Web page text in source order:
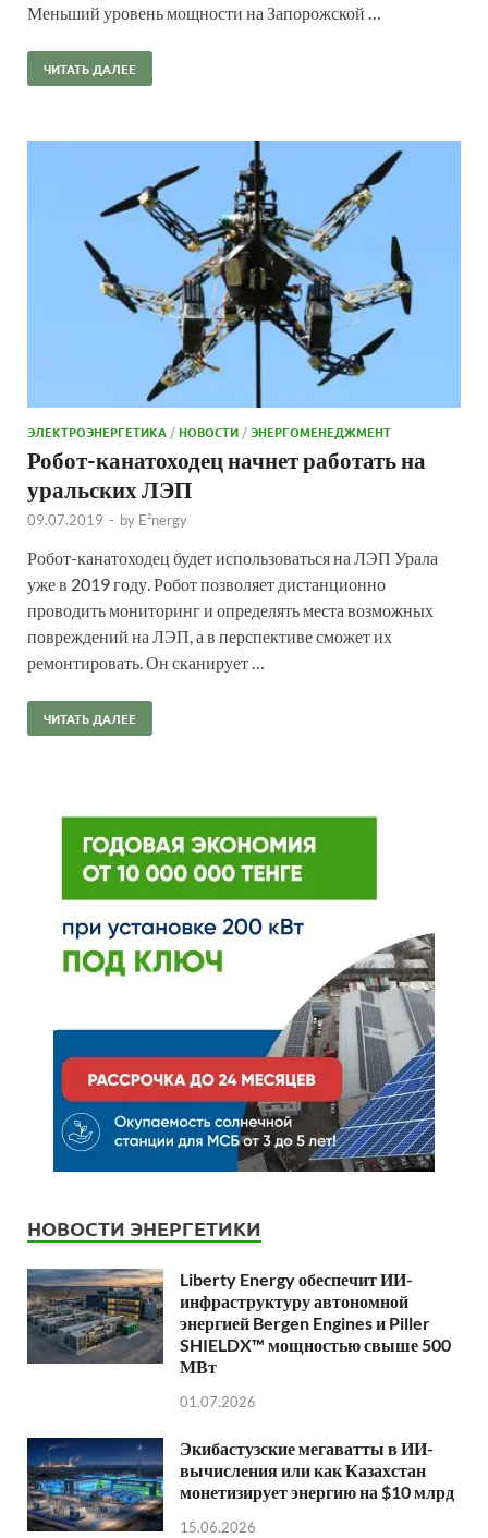
Меньший уровень мощности на Запорожской …
ЧИТАТЬ ДАЛЕЕ
ЭЛЕКТРОЭНЕРГЕТИКА/НОВОСТИ/ЭНЕРГОМЕНЕДЖМЕНТ
Робот-канатоходец начнет работать на
уральских ЛЭП
09.07.2019 - by E²nergy
Робот-канатоходец будет использоваться на ЛЭП Урала
уже в 2019 году. Робот позволяет дистанционно
проводить мониторинг и определять места возможных
повреждений на ЛЭП, а в перспективе сможет их
ремонтировать. Он сканирует …
ЧИТАТЬ ДАЛЕЕ
НОВОСТИ ЭНЕРГЕТИКИ
Liberty Energy обеспечит ИИ-
инфраструктуру автономной
энергией Bergen Engines и Piller
SHIELDX™ мощностью свыше 500
МВт
01.07.2026
Экибастузские мегаватты в ИИ-
вычисления или как Казахстан
монетизирует энергию на $10 млрд
15.06.2026